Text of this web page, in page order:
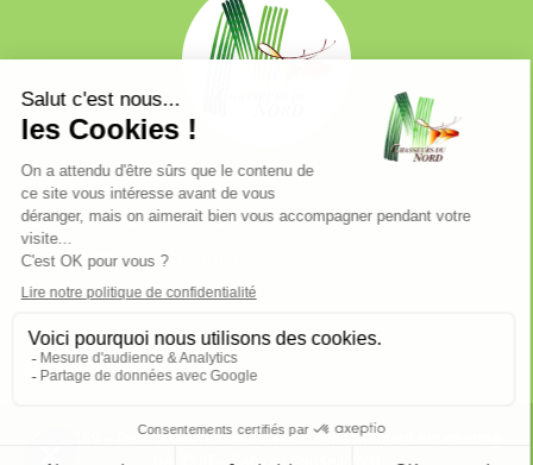
FDC 59
680 B RUE DE LA GRISE CHEMISE
DREVE NOTRE DAME D’AMOUR
59230 ST AMAND LES EAUX
03.20.41.45.63
webfdc59@chasse59.net
© FDC 59 – Tous droits réservés| Accompagnement emarketing
– Cabinet Conseil Web